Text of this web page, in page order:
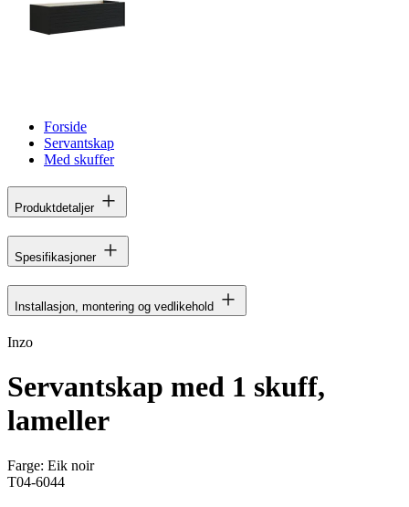
Forside
Servantskap
Med skuffer
Produktdetaljer
Spesifikasjoner
Installasjon, montering og vedlikehold
Inzo
Servantskap med 1 skuff,
lameller
Farge: Eik noir
T04-6044